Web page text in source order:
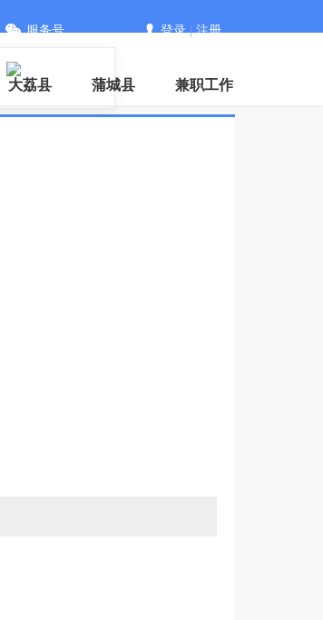
服务号 登录|注册
大荔县 蒲城县 兼职工作